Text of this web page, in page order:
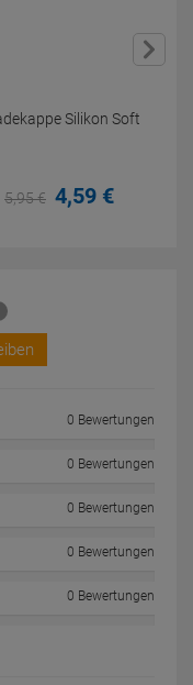
Silikon Soft
5,95€ 4,59 €
0 Bewertungen
0 Bewertungen
0 Bewertungen
0 Bewertungen
0 Bewertungen